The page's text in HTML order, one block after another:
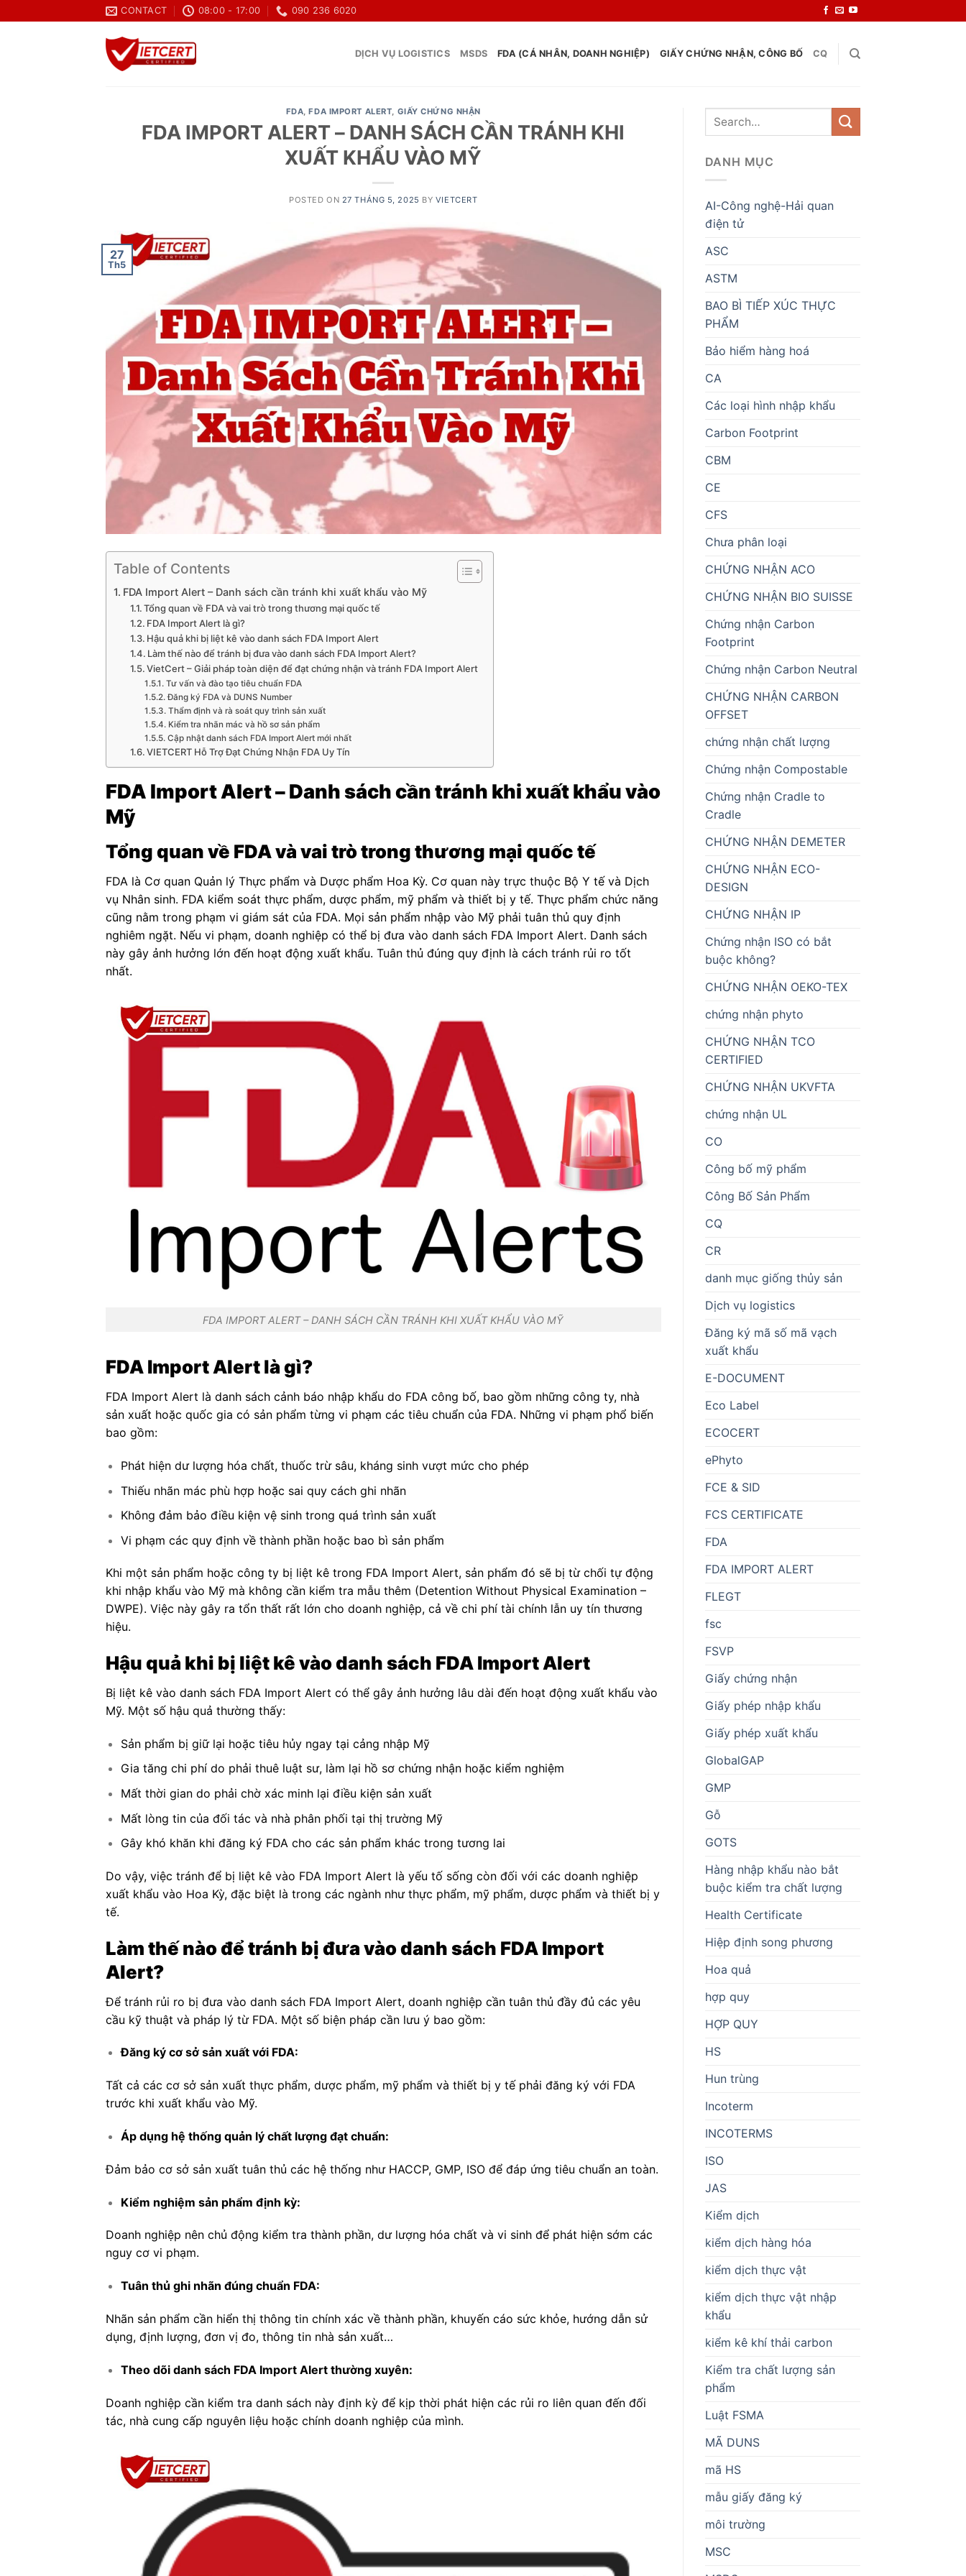
to
CONTACT 08:00 - 17:00 090 236 6020
DỊCH VỤ LOGISTICS MSDS FDA (CÁ NHÂN, DOANH NGHIỆP) GIẤY CHỨNG NHẬN, CÔNG BỐ CQ
FDA,FDA IMPORT ALERT, GIẤY CHỨNG NHẬN
FDA IMPORT ALERT – DANH SÁCH CẦN TRÁNH KHI
XUẤT KHẨU VÀO MỸ
POSTED ON 27 THÁNG 5, 2025 BY VIETCERT
27
Th5
Table of Contents
FDA Import Alert – Danh sách cần tránh khi xuất khẩu vào Mỹ
Tổng quan về FDA và vai trò trong thương mại quốc tế
FDA Import Alert là gì?
Hậu quả khi bị liệt kê vào danh sách FDA Import Alert
Làm thế nào để tránh bị đưa vào danh sách FDA Import Alert?
VietCert – Giải pháp toàn diện để đạt chứng nhận và tránh FDA Import Alert
Tư vấn và đào tạo tiêu chuẩn FDA
Đăng ký FDA và DUNS Number
Thẩm định và rà soát quy trình sản xuất
Kiểm tra nhãn mác và hồ sơ sản phẩm
Cập nhật danh sách FDA Import Alert mới nhất
VIETCERT Hỗ Trợ Đạt Chứng Nhận FDA Uy Tín
FDA Import Alert – Danh sách cần tránh khi xuất khẩu vào
Mỹ
Tổng quan về FDA và vai trò trong thương mại quốc tế
FDA là Cơ quan Quản lý Thực phẩm và Dược phẩm Hoa Kỳ. Cơ quan này trực thuộc Bộ Y tế và Dịch
vụ Nhân sinh. FDA kiểm soát thực phẩm, dược phẩm, mỹ phẩm và thiết bị y tế. Thực phẩm chức năng
cũng nằm trong phạm vi giám sát của FDA. Mọi sản phẩm nhập vào Mỹ phải tuân thủ quy định
nghiêm ngặt. Nếu vi phạm, doanh nghiệp có thể bị đưa vào danh sách FDA Import Alert. Danh sách
này gây ảnh hưởng lớn đến hoạt động xuất khẩu. Tuân thủ đúng quy định là cách tránh rủi ro tốt
nhất.
FDA IMPORT ALERT – DANH SÁCH CẦN TRÁNH KHI XUẤT KHẨU VÀO MỸ
FDA Import Alert là gì?
FDA Import Alert là danh sách cảnh báo nhập khẩu do FDA công bố, bao gồm những công ty, nhà
sản xuất hoặc quốc gia có sản phẩm từng vi phạm các tiêu chuẩn của FDA. Những vi phạm phổ biến
bao gồm:
Phát hiện dư lượng hóa chất, thuốc trừ sâu, kháng sinh vượt mức cho phép
Thiếu nhãn mác phù hợp hoặc sai quy cách ghi nhãn
Không đảm bảo điều kiện vệ sinh trong quá trình sản xuất
Vi phạm các quy định về thành phần hoặc bao bì sản phẩm
Khi một sản phẩm hoặc công ty bị liệt kê trong FDA Import Alert, sản phẩm đó sẽ bị từ chối tự động
khi nhập khẩu vào Mỹ mà không cần kiểm tra mẫu thêm (Detention Without Physical Examination –
DWPE). Việc này gây ra tổn thất rất lớn cho doanh nghiệp, cả về chi phí tài chính lẫn uy tín thương
hiệu.
Hậu quả khi bị liệt kê vào danh sách FDA Import Alert
Bị liệt kê vào danh sách FDA Import Alert có thể gây ảnh hưởng lâu dài đến hoạt động xuất khẩu vào
Mỹ. Một số hậu quả thường thấy:
Sản phẩm bị giữ lại hoặc tiêu hủy ngay tại cảng nhập Mỹ
Gia tăng chi phí do phải thuê luật sư, làm lại hồ sơ chứng nhận hoặc kiểm nghiệm
Mất thời gian do phải chờ xác minh lại điều kiện sản xuất
Mất lòng tin của đối tác và nhà phân phối tại thị trường Mỹ
Gây khó khăn khi đăng ký FDA cho các sản phẩm khác trong tương lai
Do vậy, việc tránh để bị liệt kê vào FDA Import Alert là yếu tố sống còn đối với các doanh nghiệp
xuất khẩu vào Hoa Kỳ, đặc biệt là trong các ngành như thực phẩm, mỹ phẩm, dược phẩm và thiết bị y
tế.
Làm thế nào để tránh bị đưa vào danh sách FDA Import
Alert?
Để tránh rủi ro bị đưa vào danh sách FDA Import Alert, doanh nghiệp cần tuân thủ đầy đủ các yêu
cầu kỹ thuật và pháp lý từ FDA. Một số biện pháp cần lưu ý bao gồm:
Đăng ký cơ sở sản xuất với FDA:
Tất cả các cơ sở sản xuất thực phẩm, dược phẩm, mỹ phẩm và thiết bị y tế phải đăng ký với FDA
trước khi xuất khẩu vào Mỹ.
Áp dụng hệ thống quản lý chất lượng đạt chuẩn:
Đảm bảo cơ sở sản xuất tuân thủ các hệ thống như HACCP, GMP, ISO để đáp ứng tiêu chuẩn an toàn.
Kiểm nghiệm sản phẩm định kỳ:
Doanh nghiệp nên chủ động kiểm tra thành phần, dư lượng hóa chất và vi sinh để phát hiện sớm các
nguy cơ vi phạm.
Tuân thủ ghi nhãn đúng chuẩn FDA:
Nhãn sản phẩm cần hiển thị thông tin chính xác về thành phần, khuyến cáo sức khỏe, hướng dẫn sử
dụng, định lượng, đơn vị đo, thông tin nhà sản xuất…
Theo dõi danh sách FDA Import Alert thường xuyên:
Doanh nghiệp cần kiểm tra danh sách này định kỳ để kịp thời phát hiện các rủi ro liên quan đến đối
tác, nhà cung cấp nguyên liệu hoặc chính doanh nghiệp của mình.
DANH MỤC
AI-Công nghệ-Hải quan
điện tử
ASC
ASTM
BAO BÌ TIẾP XÚC THỰC
PHẨM
Bảo hiểm hàng hoá
CA
Các loại hình nhập khẩu
Carbon Footprint
CBM
CE
CFS
Chưa phân loại
CHỨNG NHẬN ACO
CHỨNG NHẬN BIO SUISSE
Chứng nhận Carbon
Footprint
Chứng nhận Carbon Neutral
CHỨNG NHẬN CARBON
OFFSET
chứng nhận chất lượng
Chứng nhận Compostable
Chứng nhận Cradle to
Cradle
CHỨNG NHẬN DEMETER
CHỨNG NHẬN ECO-
DESIGN
CHỨNG NHẬN IP
Chứng nhận ISO có bắt
buộc không?
CHỨNG NHẬN OEKO-TEX
chứng nhận phyto
CHỨNG NHẬN TCO
CERTIFIED
CHỨNG NHẬN UKVFTA
chứng nhận UL
CO
Công bố mỹ phẩm
Công Bố Sản Phẩm
CQ
CR
danh mục giống thủy sản
Dịch vụ logistics
Đăng ký mã số mã vạch
xuất khẩu
E-DOCUMENT
Eco Label
ECOCERT
ePhyto
FCE & SID
FCS CERTIFICATE
FDA
FDA IMPORT ALERT
FLEGT
fsc
FSVP
Giấy chứng nhận
Giấy phép nhập khẩu
Giấy phép xuất khẩu
GlobalGAP
GMP
Gỗ
GOTS
Hàng nhập khẩu nào bắt
buộc kiểm tra chất lượng
Health Certificate
Hiệp định song phương
Hoa quả
hợp quy
HỢP QUY
HS
Hun trùng
Incoterm
INCOTERMS
ISO
JAS
Kiểm dịch
kiểm dịch hàng hóa
kiểm dịch thực vật
kiểm dịch thực vật nhập
khẩu
kiểm kê khí thải carbon
Kiểm tra chất lượng sản
phẩm
Luật FSMA
MÃ DUNS
mã HS
mẫu giấy đăng ký
môi trường
MSC